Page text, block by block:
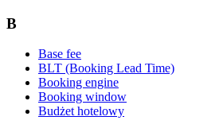
B
Base fee
BLT (Booking Lead Time)
Booking engine
Booking window
Budżet hotelowy